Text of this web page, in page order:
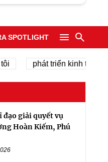
SPOTLIGHT
phát triển kinh tế tư nhân
đạo giải quyết vụ
Hoàn Kiếm, Phú